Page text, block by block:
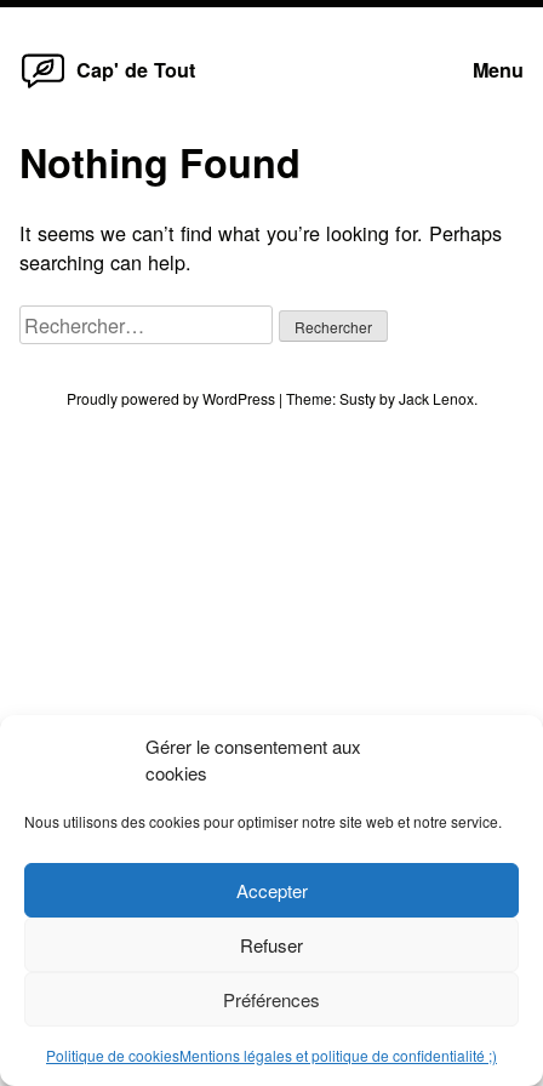
Gérer le consentement aux
cookies
Nous utilisons des cookies pour optimiser notre site web et notre service.
Accepter
Refuser
Préférences
Politique de cookiesMentions légales et politique de confidentialité ;)
Skip
Cap' de Tout Menu
Nothing Found
It seems we can’t find what you’re looking for. Perhaps
searching can help.
Rechercher :
Proudly powered by WordPress | Theme:SustybyJack Lenox.